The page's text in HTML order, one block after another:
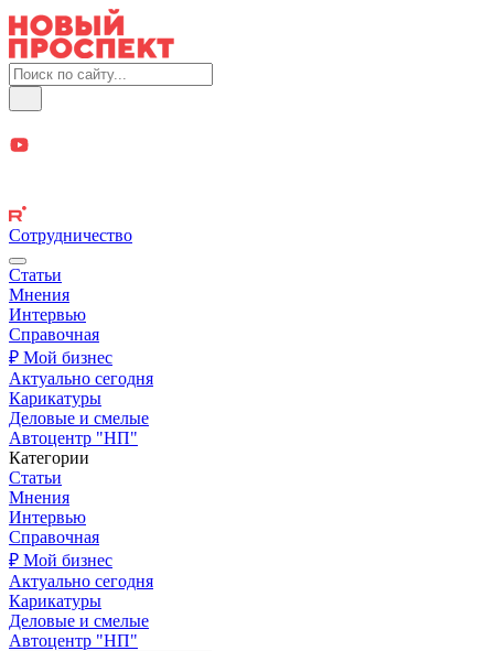
Сотрудничество
Статьи
Мнения
Интервью
Справочная
₽ Мой бизнес
Актуально сегодня
Карикатуры
Деловые и смелые
Автоцентр "НП"
Категории
Статьи
Мнения
Интервью
Справочная
₽ Мой бизнес
Актуально сегодня
Карикатуры
Деловые и смелые
Автоцентр "НП"